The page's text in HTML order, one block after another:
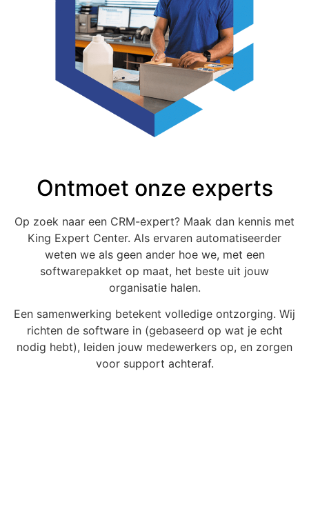
Ontmoet onze experts
Op zoek naar een CRM-expert? Maak dan kennis met
King Expert Center. Als ervaren automatiseerder
weten we als geen ander hoe we, met een
softwarepakket op maat, het beste uit jouw
organisatie halen.
Een samenwerking betekent volledige ontzorging. Wij
richten de software in (gebaseerd op wat je echt
nodig hebt), leiden jouw medewerkers op, en zorgen
voor support achteraf.